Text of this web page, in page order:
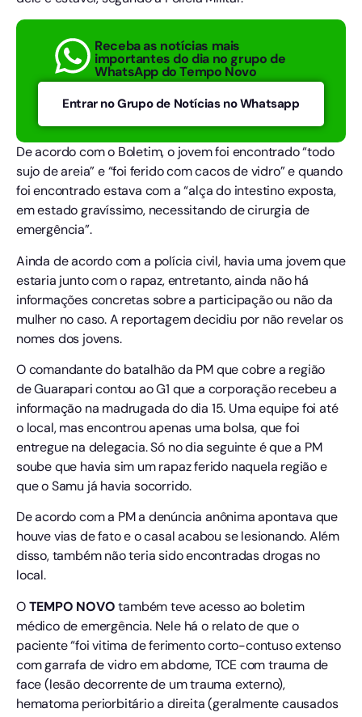
Receba as notícias mais
importantes do dia no grupo de
WhatsApp do Tempo Novo
Entrar no Grupo de Notícias no Whatsapp
De acordo com o Boletim, o jovem foi encontrado “todo
sujo de areia” e “foi ferido com cacos de vidro” e quando
foi encontrado estava com a “alça do intestino exposta,
em estado gravíssimo, necessitando de cirurgia de
emergência”.
Ainda de acordo com a polícia civil, havia uma jovem que
estaria junto com o rapaz, entretanto, ainda não há
informações concretas sobre a participação ou não da
mulher no caso. A reportagem decidiu por não revelar os
nomes dos jovens.
O comandante do batalhão da PM que cobre a região
de Guarapari contou ao G1 que a corporação recebeu a
informação na madrugada do dia 15. Uma equipe foi até
o local, mas encontrou apenas uma bolsa, que foi
entregue na delegacia. Só no dia seguinte é que a PM
soube que havia sim um rapaz ferido naquela região e
que o Samu já havia socorrido.
De acordo com a PM a denúncia anônima apontava que
houve vias de fato e o casal acabou se lesionando. Além
disso, também não teria sido encontradas drogas no
local.
OTEMPO NOVOtambém teve acesso ao boletim
médico de emergência. Nele há o relato de que o
paciente “foi vitima de ferimento corto-contuso extenso
com garrafa de vidro em abdome, TCE com trauma de
face (lesão decorrente de um trauma externo),
hematoma periorbitário a direita (geralmente causados